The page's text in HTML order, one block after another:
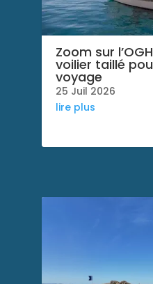
Zoom sur
voilier taillé
voyage
25 Juil 2026
lire plus